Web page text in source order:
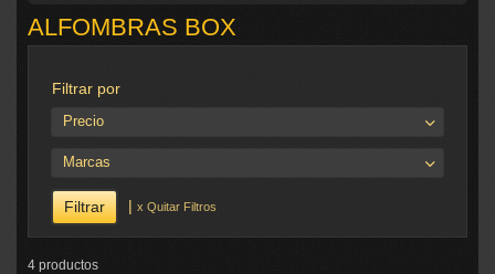
ALFOMBRAS BOX
Filtrar por
Precio
Marcas
| x Quitar Filtros
4 productos